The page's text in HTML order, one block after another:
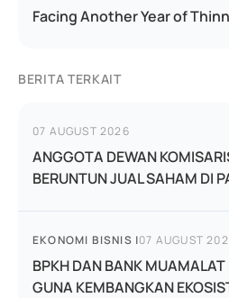
Facing Another Year of
BERITA TERKAIT
07 AUGUST 2026
ANGGOTA DEWAN
BERUNTUN JUAL SAHAM DI
EKONOMI BISNIS |07 AUGUST
BPKH DAN BANK MUAMALAT
GUNA KEMBANGKAN